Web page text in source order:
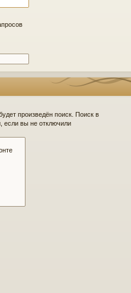
произведён поиск. Поиск в
если вы не отключили